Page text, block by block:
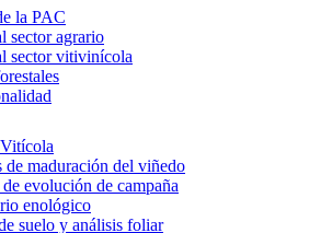
la PAC
sector agrario
sector vitivinícola
de maduración del viñedo
evolución de campaña
enológico
suelo y análisis foliar